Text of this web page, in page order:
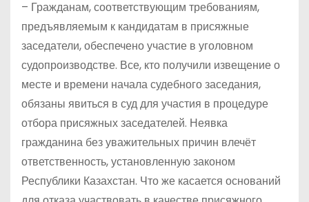
– Гражданам, соответствующим требованиям,
предъявляемым к кандидатам в присяжные
заседатели, обеспечено участие в уголовном
судопроизводстве. Все, кто получили извещение о
месте и времени начала судебного заседания,
обязаны явиться в суд для участия в процедуре
отбора присяжных заседателей. Неявка
гражданина без уважительных причин влечёт
ответственность, установленную законом
Республики Казахстан. Что же касается оснований